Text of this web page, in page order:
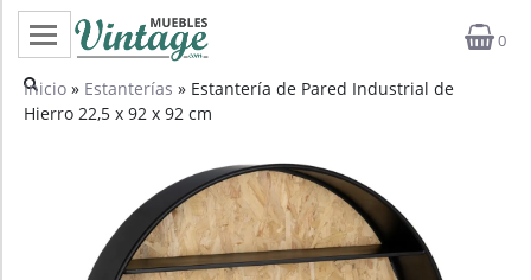
0
Categorías
Novedades
Inicio » Estanterías » Estantería de Pared Industrial de
Hierro 22,5 x 92 x 92 cm